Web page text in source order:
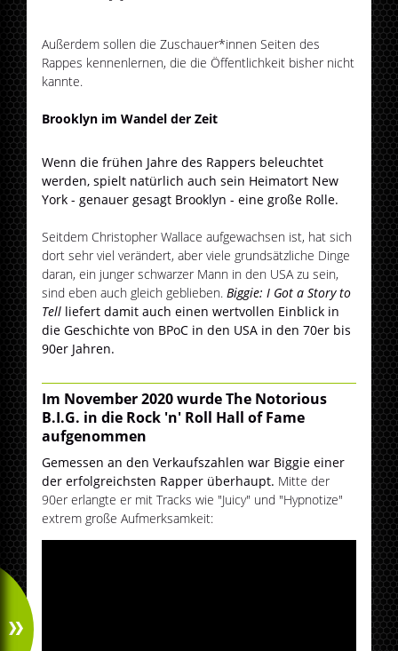
Außerdem sollen die Zuschauer*innen Seiten des
Rappes kennenlernen, die die Öffentlichkeit bisher nicht
kannte.
Brooklyn im Wandel der Zeit
Wenn die frühen Jahre des Rappers beleuchtet
werden, spielt natürlich auch sein Heimatort New
York - genauer gesagt Brooklyn - eine große Rolle.
Seitdem Christopher Wallace aufgewachsen ist, hat sich
dort sehr viel verändert, aber viele grundsätzliche Dinge
daran, ein junger schwarzer Mann in den USA zu sein,
sind eben auch gleich geblieben.Biggie: I Got a Story to
Tell liefert damit auch einen wertvollen Einblick in
die Geschichte von BPoC in den USA in den 70er bis
90er Jahren.
Im November 2020 wurde The Notorious
B.I.G. in die Rock 'n' Roll Hall of Fame
aufgenommen
Gemessen an den Verkaufszahlen war Biggie einer
der erfolgreichsten Rapper überhaupt. Mitte der
90er erlangte er mit Tracks wie "Juicy" und "Hypnotize"
extrem große Aufmerksamkeit: